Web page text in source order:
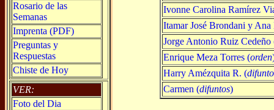
Rosario de las
Semanas
Imprenta (PDF)
Preguntas y
Respuestas
Chiste de Hoy
VER:
Foto del Dia
Ivonne Carolina Ramírez
Itamar José Brondani y
Jorge Antonio Ruiz Cedeño
Enrique Meza Torres (orden
Harry Amézquita R. (
Carmen (difuntos)